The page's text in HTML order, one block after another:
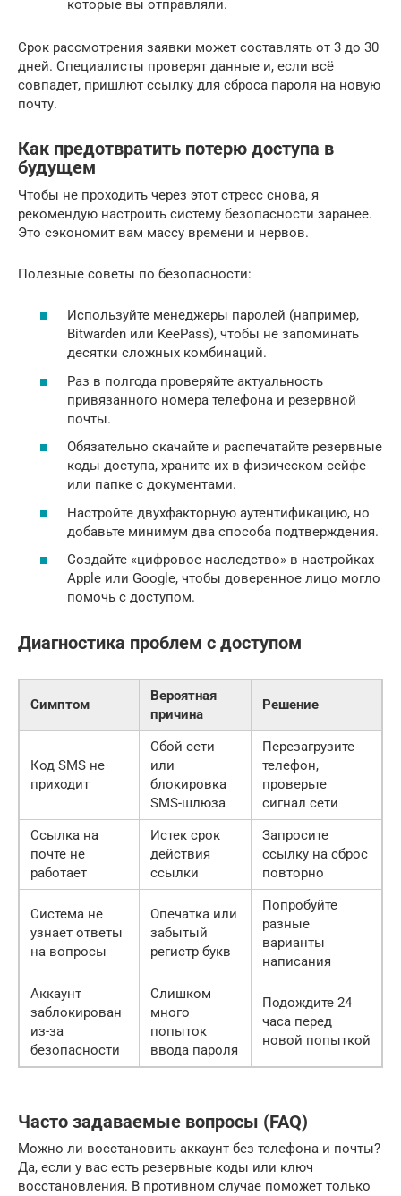
которые вы отправляли.
Срок рассмотрения заявки может составлять от 3 до 30
дней. Специалисты проверят данные и, если всё
совпадет, пришлют ссылку для сброса пароля на новую
почту.
Как предотвратить потерю доступа в
будущем
Чтобы не проходить через этот стресс снова, я
рекомендую настроить систему безопасности заранее.
Это сэкономит вам массу времени и нервов.
Полезные советы по безопасности:
Используйте менеджеры паролей (например,
Bitwarden или KeePass), чтобы не запоминать
десятки сложных комбинаций.
Раз в полгода проверяйте актуальность
привязанного номера телефона и резервной
почты.
Обязательно скачайте и распечатайте резервные
коды доступа, храните их в физическом сейфе
или папке с документами.
Настройте двухфакторную аутентификацию, но
добавьте минимум два способа подтверждения.
Создайте «цифровое наследство» в настройках
Apple или Google, чтобы доверенное лицо могло
помочь с доступом.
Диагностика проблем с доступом
Симптом
Вероятная
причина
Решение
Код SMS не
приходит
Сбой сети
или
блокировка
SMS-шлюза
Перезагрузите
телефон,
проверьте
сигнал сети
Ссылка на
почте не
работает
Истек срок
действия
ссылки
Запросите
ссылку на сброс
повторно
Система не
узнает ответы
на вопросы
Опечатка или
забытый
регистр букв
Попробуйте
разные
варианты
написания
Аккаунт
заблокирован
из-за
безопасности
Слишком
много
попыток
ввода пароля
Подождите 24
часа перед
новой попыткой
Часто задаваемые вопросы (FAQ)
Можно ли восстановить аккаунт без телефона и почты?
Да, если у вас есть резервные коды или ключ
восстановления. В противном случае поможет только